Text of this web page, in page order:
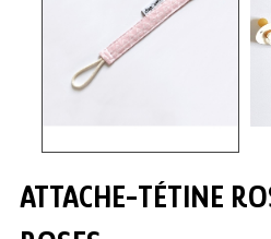
ATTACHE-TÉTINE